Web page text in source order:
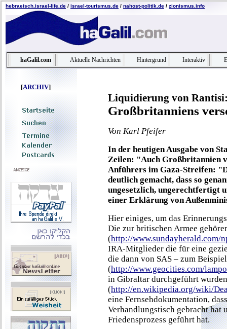
hebraeisch.israel-life.de/israel-tourismus.de/nahost-politik.de/zionismus.info
haGalil.com Aktuelle Nachrichten Hintergrund Interaktiv
[ARCHIV]
Liquidierung von
Großbritanniens
Von Karl Pfeifer
In der heutigen Ausgabe von
Zeilen: "Auch Großbritannien
Anführers im Gaza-Streifen:
deutlich gemacht, dass so
ungesetzlich, ungerechtfertigt
einer Erklärung von
Hier einiges, um das
Die zur britischen Armee
(http://www.sundayherald.com/
IRA-Mitglieder die für eine
die dann von SAS – zum
(http://www.geocities.com/
in Gibraltar durchgeführt wurden
(http://en.wikipedia.org/wiki/
eine Fernsehdokumentation,
Verhandlungstisch gebracht hat
Friedensprozess geführt hat.